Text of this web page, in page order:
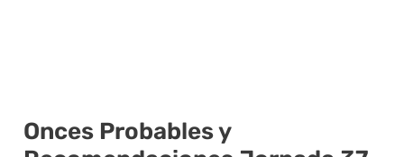
Onces Probables y
Onces